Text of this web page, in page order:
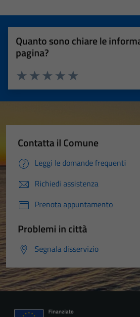
Quanto sono chiare le
pagina?
Valuta 5 stelle su 5
Valuta 4 stelle su 5
Valuta 3 stelle su 5
Valuta 2 stelle su 5
Valuta 1 stelle su 5
Contatta il Comune
Leggi le domande frequenti
Richiedi assistenza
Prenota appuntamento
Problemi in città
Segnala disservizio